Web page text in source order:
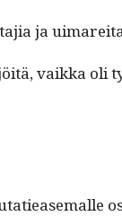
ja
vaik­ka oli